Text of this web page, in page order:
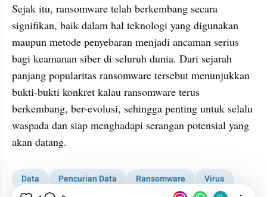
Sejak itu, ransomware telah berkembang secara
signifikan, baik dalam hal teknologi yang digunakan
maupun metode penyebaran menjadi ancaman serius
bagi keamanan siber di seluruh dunia. Dari sejarah
panjang popularitas ransomware tersebut menunjukkan
bukti-bukti konkret kalau ransomware terus
berkembang, ber-evolusi, sehingga penting untuk selalu
waspada dan siap menghadapi serangan potensial yang
akan datang.
Data Pencurian Data Ransomware
Virus